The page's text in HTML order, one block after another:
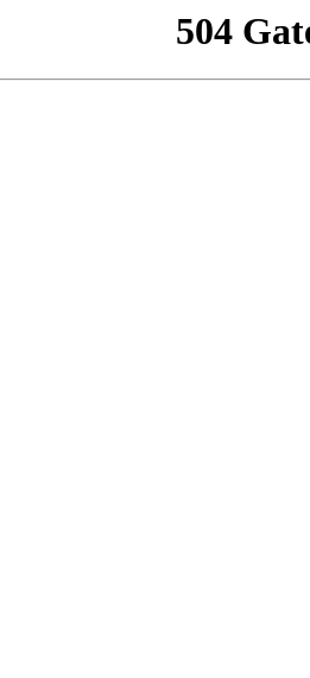
504